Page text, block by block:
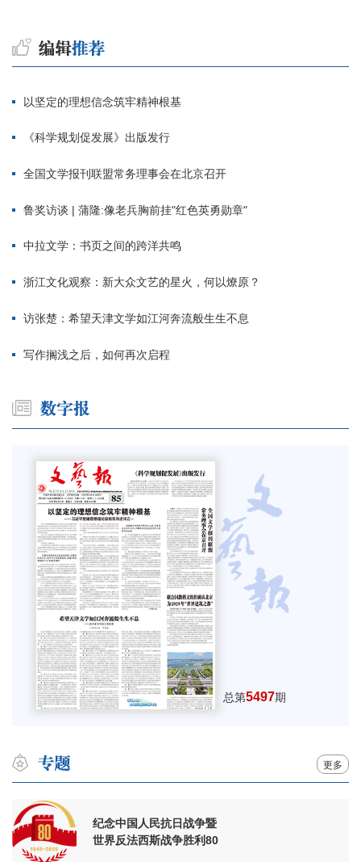
以坚定的理想信念筑牢精神根基
《科学规划促发展》出版发行
全国文学报刊联盟常务理事会在北京召开
鲁奖访谈 | 蒲隆:像老兵胸前挂"红色英勇勋章"
中拉文学：书页之间的跨洋共鸣
浙江文化观察：新大众文艺的星火，何以燎原？
访张楚：希望天津文学如江河奔流般生生不息
写作搁浅之后，如何再次启程
总第5497期
更多
纪念中国人民抗日战争暨
世界反法西斯战争胜利80